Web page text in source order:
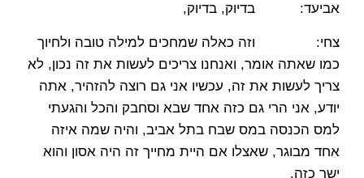
אביעד: בדיוק, בדיוק,
צחי: וזה כאלה שמחכים למילה טובה ולחיוך
כמו שאתה אומר, ואנחנו צריכים לעשות את זה נכון, לא
צריך לעשות את זה, עכשיו אני גם רוצה להזהיר, אתה
יודע, אני הרי גם כזה אחד שבא וסחבק והכל והגעתי
למס הכנסה במס שבח בתל אביב, והיה שמה איזה
אחד מבוגר, שאצלו אם היית מחייך זה היה אסון והוא
ישר כזה,